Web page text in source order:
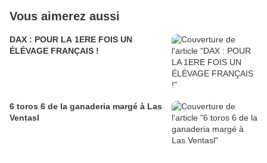
Vous aimerez aussi
DAX : POUR LA 1ERE FOIS UN
ÉLÉVAGE FRANÇAIS !
6 toros 6 de la ganaderia margé à Las
Ventasl